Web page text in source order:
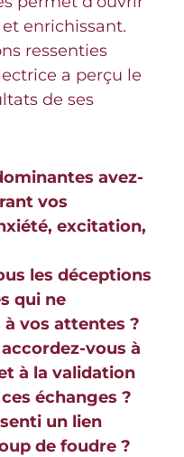
enrichissant.
ressenties
a perçu le
de ses
avez-
vos
excitation,
les déceptions
qui ne
vos attentes ?
vous à
à la validation
échanges ?
un lien
de foudre ?